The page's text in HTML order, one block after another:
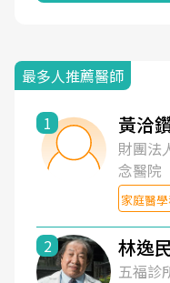
最多人推薦醫師
1 黃洽
財團法
念醫院
家庭醫
2 林逸
五福診